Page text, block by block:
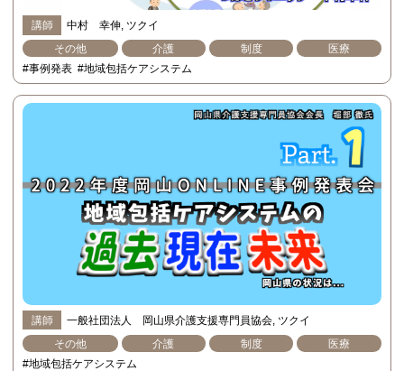
講師 中村 幸伸 ツクイ
その他
介護 制度
医療
#事例発表 #地域包括ケアシステム
講師 一般社団法人 岡山県介護支援専門員協会 ツクイ
その他
介護 制度
医療
#地域包括ケアシステム